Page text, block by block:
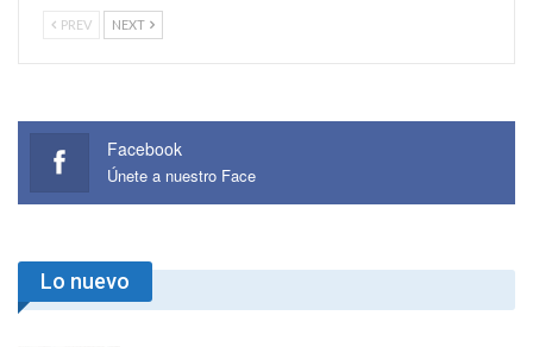
PREV NEXT
Facebook
Únete a nuestro Face
Lo nuevo